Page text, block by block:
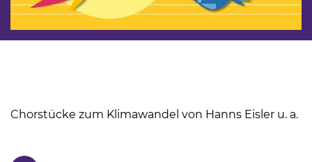
Chorstücke zum Klimawandel von Hanns Eisler u. a.